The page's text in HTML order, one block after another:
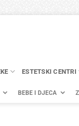
ESTETSKI CENTRI
BEBE I DJECA